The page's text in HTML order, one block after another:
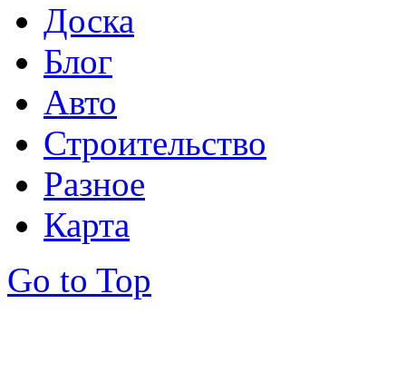
Доска
Блог
Авто
Строительство
Разное
Карта
Go to Top